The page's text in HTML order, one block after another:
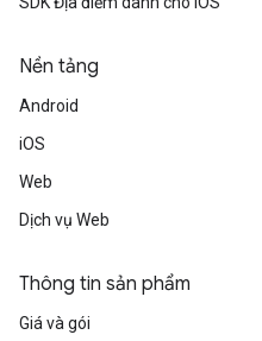
Nền tảng
Android
iOS
Web
Dịch vụ Web
Thông tin sản phẩm
Giá và gói